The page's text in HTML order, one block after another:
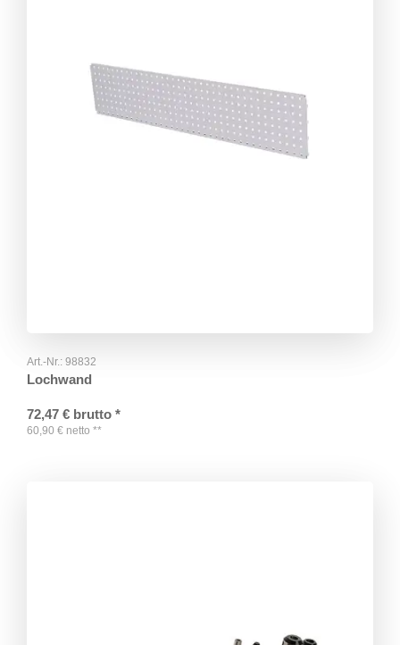
Art.-Nr.: 98832
Lochwand
72,47 € brutto *
60,90 € netto **